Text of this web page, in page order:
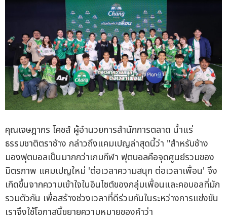
คุณเจษฎากร โคชส์ ผู้อำนวยการสำนักการตลาด น้ำแร่
ธรรมชาติตราช้าง กล่าวถึงแคมเปญล่าสุดนี้ว่า "สำหรับช้าง
มองฟุตบอลเป็นมากกว่าเกมกีฬา ฟุตบอลคือจุดศูนย์รวมของ
มิตรภาพ แคมเปญใหม่ 'ต่อเวลาความสนุก ต่อเวลาเพื่อน' จึง
เกิดขึ้นจากความเข้าใจในอินไซต์ของกลุ่มเพื่อนและคอบอลที่มัก
รวมตัวกัน เพื่อสร้างช่วงเวลาที่ดีร่วมกันในระหว่างการแข่งขัน
เราจึงใช้โอกาสนี้ขยายความหมายของคำว่า